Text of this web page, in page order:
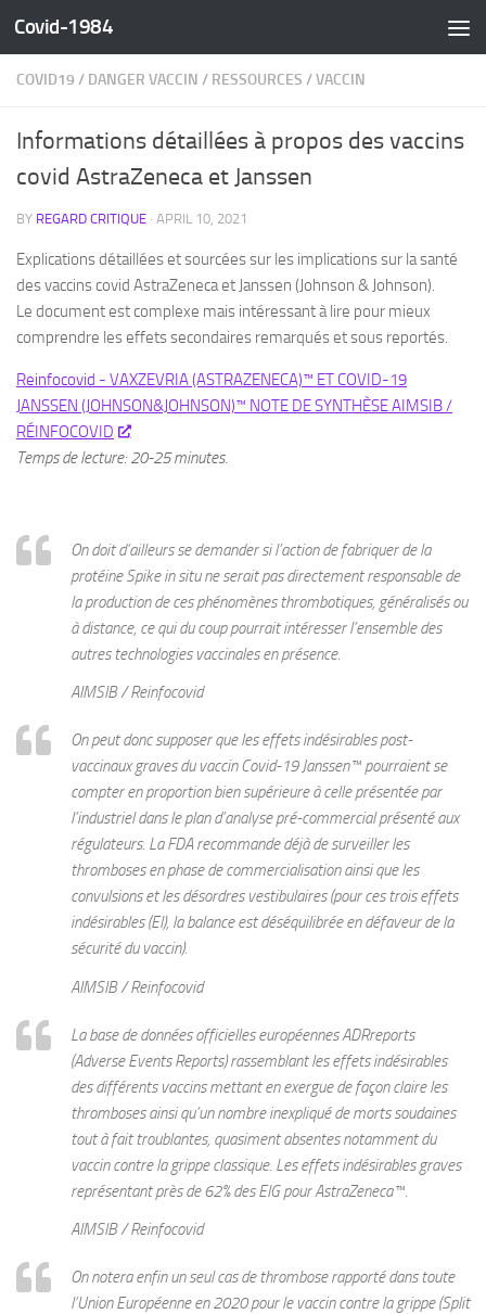
Skip to content
Covid-1984
COVID19 / DANGER VACCIN / RESSOURCES /VACCIN
Informations détaillées à propos des vaccins
covid AstraZeneca et Janssen
BY REGARD CRITIQUE · APRIL 10, 2021
Explications détaillées et sourcées sur les implications sur la santé
des vaccins covid AstraZeneca et Janssen (Johnson & Johnson).
Le document est complexe mais intéressant à lire pour mieux
comprendre les effets secondaires remarqués et sous reportés.
Reinfocovid - VAXZEVRIA (ASTRAZENECA)™ ET COVID-19
JANSSEN (JOHNSON&JOHNSON)™ NOTE DE SYNTHÈSE AIMSIB /
RÉINFOCOVID
Temps de lecture: 20-25 minutes.
On doit d’ailleurs se demander si l’action de fabriquer de la
protéine Spike in situ ne serait pas directement responsable de
la production de ces phénomènes thrombotiques, généralisés ou
à distance, ce qui du coup pourrait intéresser l’ensemble des
autres technologies vaccinales en présence.
AIMSIB / Reinfocovid
On peut donc supposer que les effets indésirables post-
vaccinaux graves du vaccin Covid-19 Janssen™ pourraient se
compter en proportion bien supérieure à celle présentée par
l’industriel dans le plan d’analyse pré-commercial présenté aux
régulateurs. La FDA recommande déjà de surveiller les
thromboses en phase de commercialisation ainsi que les
convulsions et les désordres vestibulaires (pour ces trois effets
indésirables (EI), la balance est déséquilibrée en défaveur de la
sécurité du vaccin).
AIMSIB / Reinfocovid
La base de données officielles européennes ADRreports
(Adverse Events Reports) rassemblant les effets indésirables
des différents vaccins mettant en exergue de façon claire les
thromboses ainsi qu’un nombre inexpliqué de morts soudaines
tout à fait troublantes, quasiment absentes notamment du
vaccin contre la grippe classique. Les effets indésirables graves
représentant près de 62% des EIG pour AstraZeneca™.
AIMSIB / Reinfocovid
On notera enfin un seul cas de thrombose rapporté dans toute
l’Union Européenne en 2020 pour le vaccin contre la grippe (Split